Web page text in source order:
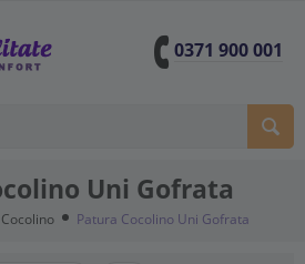
0371 900 001
Uni Gofrata
Patura Cocolino Uni Gofrata